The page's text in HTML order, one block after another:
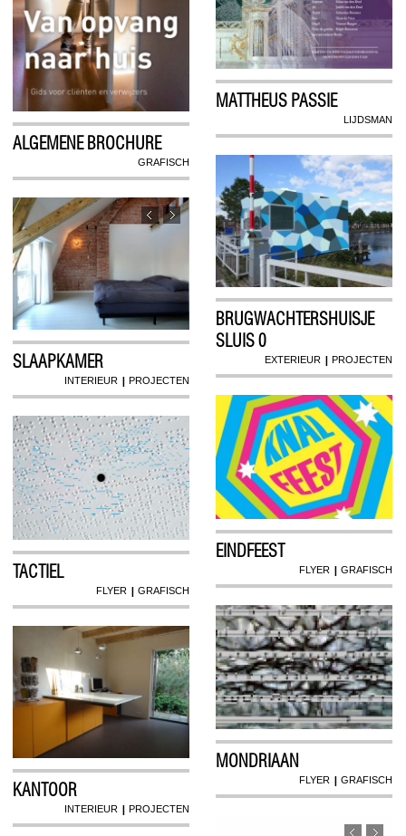
MATTHEUS PASSIE
LIJDSMAN
ALGEMENE BROCHURE
GRAFISCH
BRUGWACHTERSHUISJE
SLUIS 0
EXTERIEUR | PROJECTEN
SLAAPKAMER
INTERIEUR | PROJECTEN
EINDFEEST
FLYER | GRAFISCH
TACTIEL
FLYER | GRAFISCH
MONDRIAAN
FLYER | GRAFISCH
KANTOOR
INTERIEUR | PROJECTEN